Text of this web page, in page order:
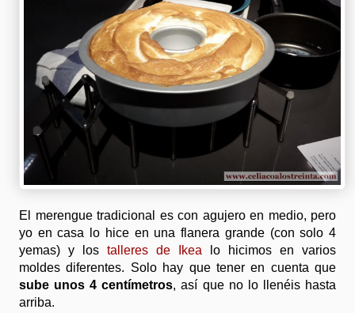
El merengue tradicional es con agujero en medio, pero
yo en casa lo hice en una flanera grande (con solo 4
yemas) y los talleres de Ikea lo hicimos en varios
moldes diferentes. Solo hay que tener en cuenta que
sube unos 4 centímetros, así que no lo llenéis hasta
arriba.